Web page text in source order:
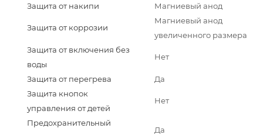
Защита от накипи Магниевый анод
Защита от коррозии
Магниевый анод
увеличенного размера
Защита от включения без
воды
Нет
Защита от перегрева
Да
Защита кнопок
управления от детей
Нет
Предохранительный
Да